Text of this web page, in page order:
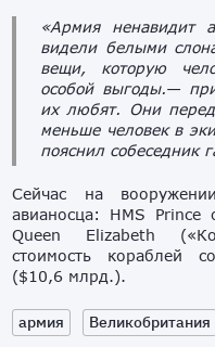
«Армия ненавидит
видели белыми
вещи, которую
особой выгоды.—
их любят. Они
меньше человек в
пояснил собеседник
Сейчас на
авианосца: HMS
Queen Elizabeth
стоимость кораблей
($10,6 млрд.).
армия Великобритания